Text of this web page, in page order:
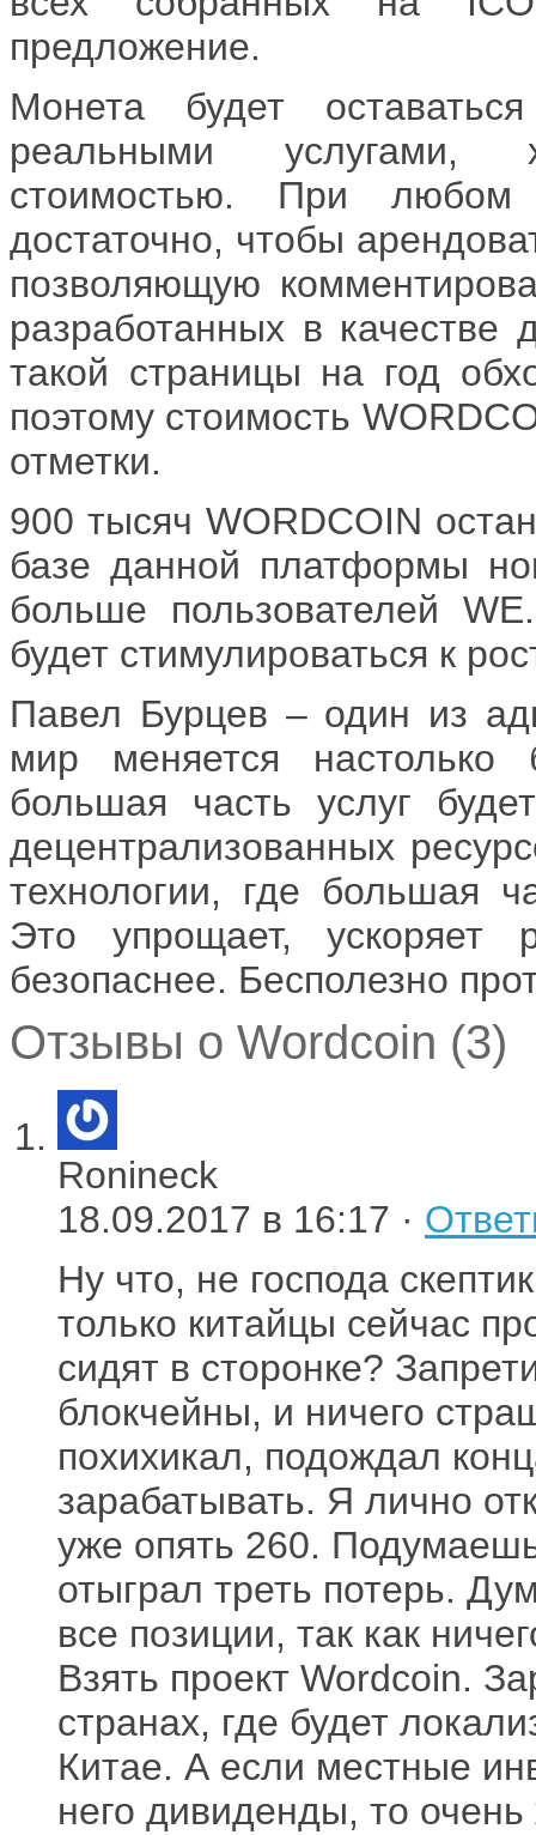
предложение.
Монета будет
реальными услугами,
стоимостью. При любом
достаточно, чтобы
позволяющую
разработанных в
такой страницы на год
поэтому стоимость
отметки.
900 тысяч WORDCOIN
базе данной платформы
больше пользователей
будет стимулироваться к
Павел Бурцев – один из
мир меняется
большая часть услуг
децентрализованных
технологии, где большая
Это упрощает, ускоряет
безопаснее. Бесполезно
Отзывы о Wordcoin (3)
Ronineck
18.09.2017 в 16:17 ·
Ну что, не господа
только китайцы сейчас
сидят в сторонке?
блокчейны, и ничего
похихикал, подождал
зарабатывать. Я лично
уже опять 260.
отыграл треть потерь.
все позиции, так как
Взять проект Wordcoin.
странах, где будет
Китае. А если местные
него дивиденды, то